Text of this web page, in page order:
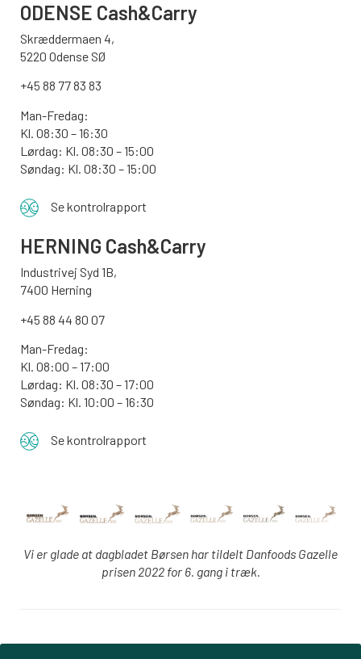
ODENSE Cash&Carry
Skræddermaen 4,
5220 Odense SØ
+45 88 77 83 83
Man-Fredag:
Kl. 08:30 – 16:30
Lørdag: Kl. 08:30 – 15:00
Søndag: Kl. 08:30 – 15:00
Se kontrolrapport
HERNING Cash&Carry
Industrivej Syd 1B,
7400 Herning
+45 88 44 80 07
Man-Fredag:
Kl. 08:00 – 17:00
Lørdag: Kl. 08:30 – 17:00
Søndag: Kl. 10:00 – 16:30
Se kontrolrapport
Vi er glade at dagbladet Børsen har tildelt Danfoods Gazelle
prisen 2022 for 6. gang i træk.